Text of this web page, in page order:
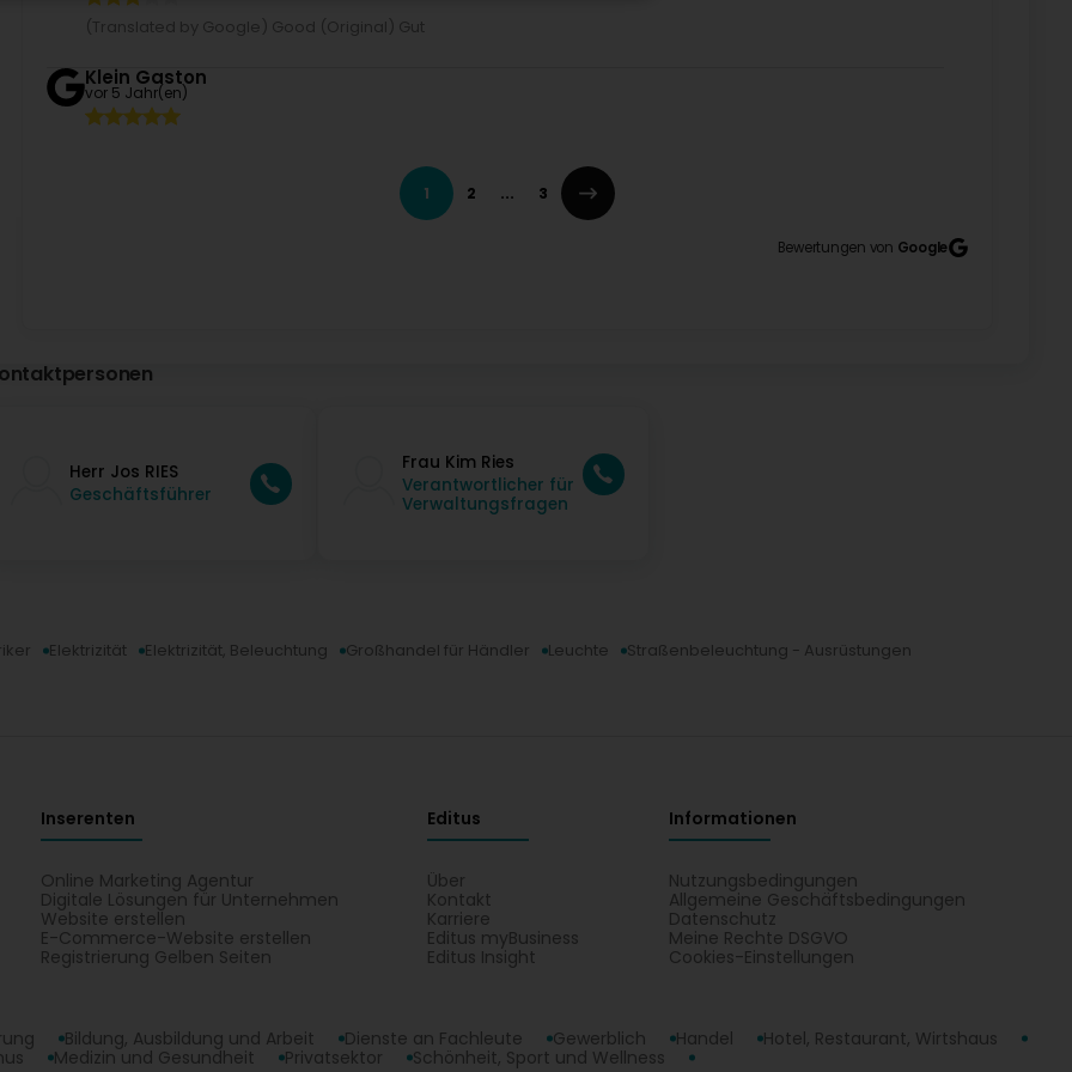
(Translated by Google) Good (Original) Gut
Klein Gaston
vor 5 Jahr(en)
1 2 ... 3
Bewertungen von Google
Herr Jos RIES
Geschäftsführer
Frau Kim Ries
Verantwortlicher für
Verwaltungsfragen
Elektrizität Elektrizität, Beleuchtung Großhandel für Händler Leuchte Straßenbeleuchtung - Ausrüstungen
Inserenten
Online Marketing Agentur
Digitale Lösungen für Unternehmen
Website erstellen
E-Commerce-Website erstellen
Registrierung Gelben Seiten
Editus
Über
Kontakt
Karriere
Editus myBusiness
Editus Insight
Informationen
Nutzungsbedingungen
Allgemeine Geschäftsbedingungen
Datenschutz
Meine Rechte DSGVO
Cookies-Einstellungen
Bildung, Ausbildung und Arbeit Dienste an Fachleute Gewerblich Handel
Hotel, Restaurant, Wirtshaus
Medizin und Gesundheit Privatsektor Schönheit, Sport und Wellness